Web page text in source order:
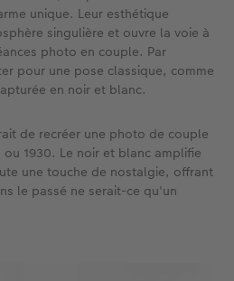
unique. Leur esthétique
singulière et ouvre la voie à
photo en couple. Par
pour une pose classique, comme
en noir et blanc.​
de recréer une photo de couple
1930. Le noir et blanc amplifie
une touche de nostalgie, offrant
le passé ne serait-ce qu'un